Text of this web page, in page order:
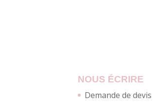
NOUS ÉCRIRE
Demande de devis